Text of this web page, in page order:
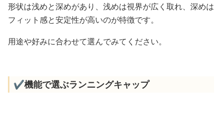
形状は浅めと深めがあり、浅めは視界が広く取れ、深めは
フィット感と安定性が高いのが特徴です。
用途や好みに合わせて選んでみてください。
✔️機能で選ぶランニングキャップ